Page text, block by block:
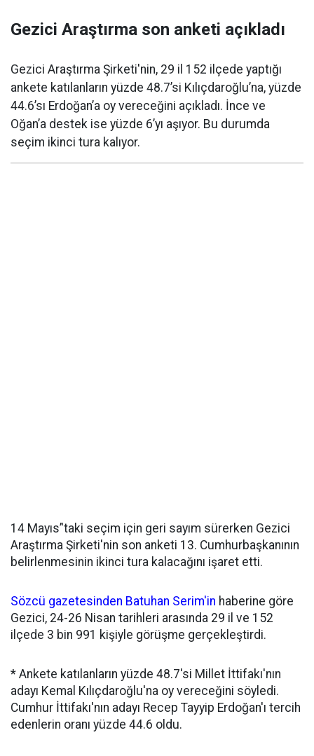
Gezici Araştırma son anketi açıkladı
Gezici Araştırma Şirketi'nin, 29 il 152 ilçede yaptığı
ankete katılanların yüzde 48.7’si Kılıçdaroğlu’na, yüzde
44.6’sı Erdoğan’a oy vereceğini açıkladı. İnce ve
Oğan’a destek ise yüzde 6’yı aşıyor. Bu durumda
seçim ikinci tura kalıyor.
14 Mayıs’'taki seçim için geri sayım sürerken Gezici
Araştırma Şirketi'nin son anketi 13. Cumhurbaşkanının
belirlenmesinin ikinci tura kalacağını işaret etti.
Sözcü gazetesinden Batuhan Serim'in haberine göre
Gezici, 24-26 Nisan tarihleri arasında 29 il ve 152
ilçede 3 bin 991 kişiyle görüşme gerçekleştirdi.
* Ankete katılanların yüzde 48.7'si Millet İttifakı'nın
adayı Kemal Kılıçdaroğlu'na oy vereceğini söyledi.
Cumhur İttifakı'nın adayı Recep Tayyip Erdoğan'ı tercih
edenlerin oranı yüzde 44.6 oldu.